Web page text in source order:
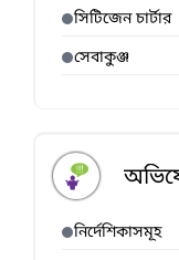
সিটিজেন চার্টার
সেবাকুঞ্জ
নির্দেশিকাসমূহ